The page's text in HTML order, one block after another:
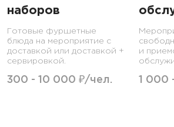
наборов
Готовые фуршетные
блюда на мероприятие с
доставкой или доставкой +
сервировкой.
300 - 10 000 ₽/чел.
и
1 000